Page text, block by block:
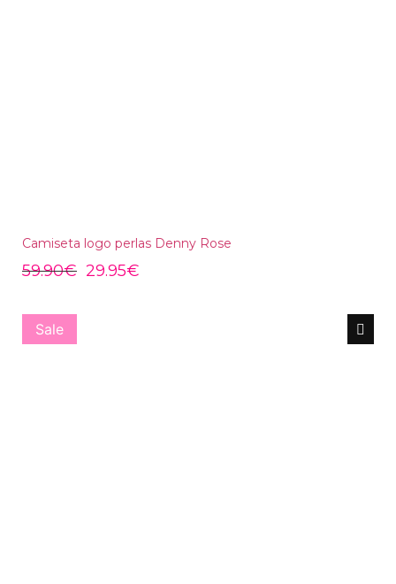
Camiseta logo perlas Denny Rose
59.90€ 29.95€
Sale